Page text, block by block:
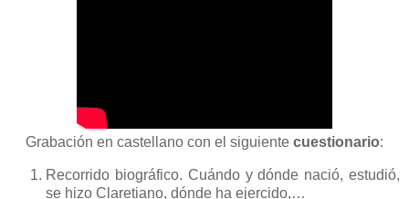
Grabación en castellano con el siguiente cuestionario:
Recorrido biográfico. Cuándo y dónde nació, estudió,
se hizo Claretiano, dónde ha ejercido,…